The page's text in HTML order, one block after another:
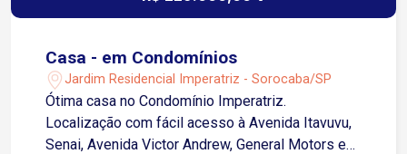
Casa - em Condomínios
Jardim Residencial Imperatriz - Sorocaba/SP
Ótima casa no Condomínio Imperatriz.
Localização com fácil acesso à Avenida Itavuvu,
Senai, Avenida Victor Andrew, General Motors e